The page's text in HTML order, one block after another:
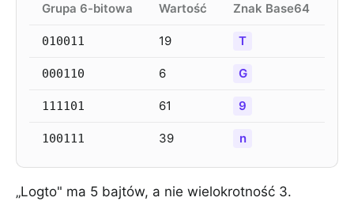
Grupa 6-bitowa Wartość Znak Base64
010011 19 T
000110 6 G
111101 61 9
100111 39 n
„Logto" ma 5 bajtów, a nie wielokrotność 3.